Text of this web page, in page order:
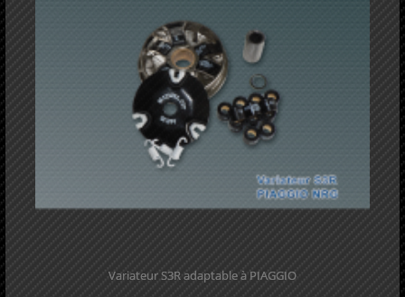
Variateur S3R adaptable à PIAGGIO